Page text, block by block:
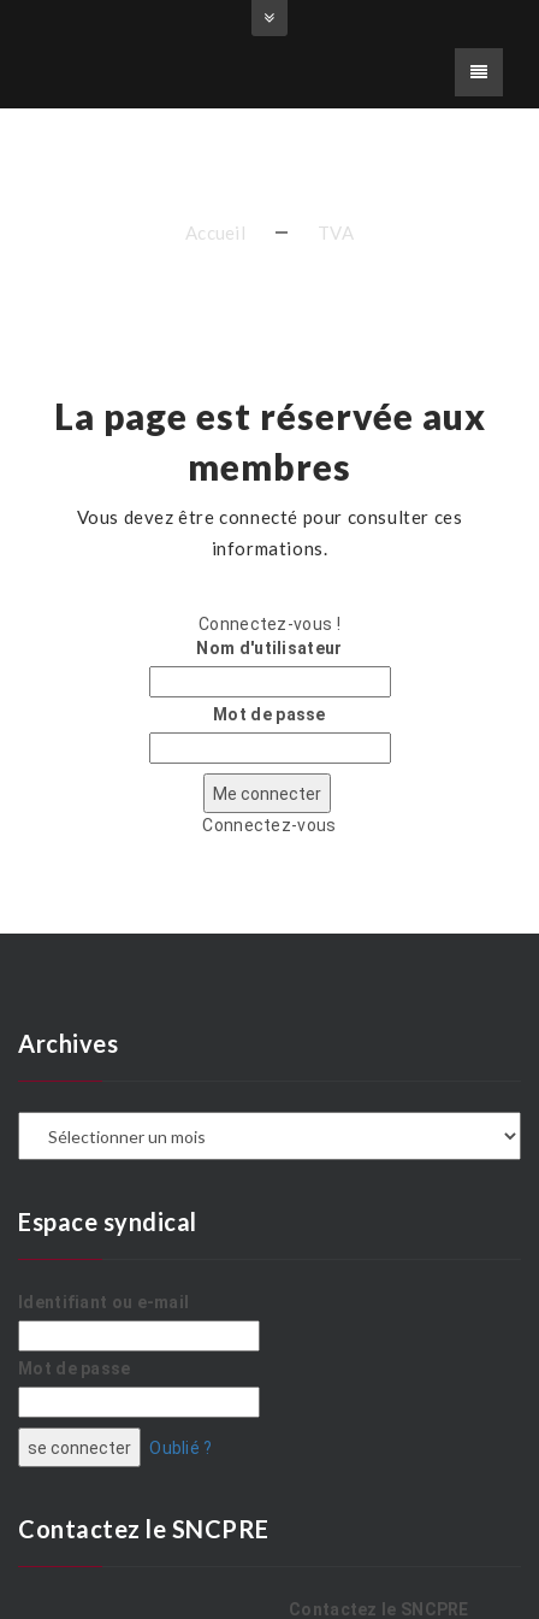
Accueil TVA
La page est réservée aux
membres
Vous devez être connecté pour consulter ces
informations.
Connectez-vous !
Nom d'utilisateur
Mot de passe
Connectez-vous
Archives
Espace syndical
Identifiant ou e-mail
Mot de passe
Oublié ?
Contactez le SNCPRE
Contactez le SNCPRE